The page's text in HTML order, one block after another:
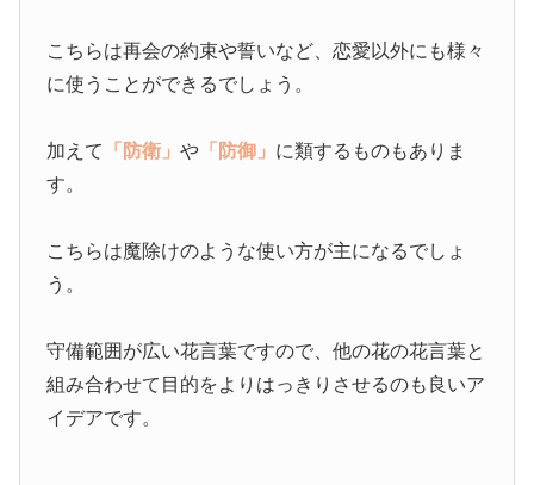
こちらは再会の約束や誓いなど、恋愛以外にも様々
に使うことができるでしょう。
加えて 「防衛」や 「防御」 に類するものもありま
す。
こちらは魔除けのような使い方が主になるでしょ
う。
守備範囲が広い花言葉ですので、他の花の花言葉と
組み合わせて目的をよりはっきりさせるのも良いア
イデアです。